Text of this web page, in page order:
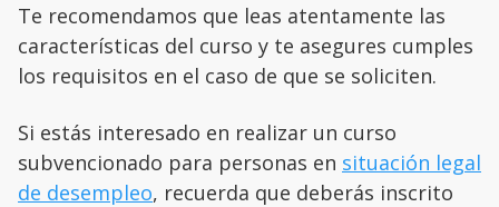
Te recomendamos que leas atentamente las
características del curso y te asegures cumples
los requisitos en el caso de que se soliciten.
Si estás interesado en realizar un curso
subvencionado para personas en situación legal
de desempleo, recuerda que deberás inscrito